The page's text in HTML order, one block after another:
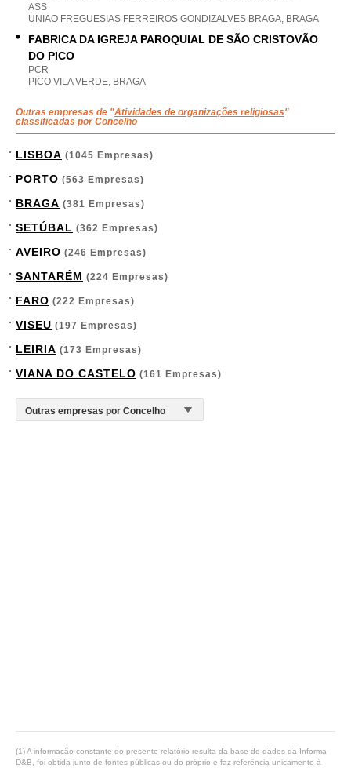
ASS
UNIAO FREGUESIAS FERREIROS GONDIZALVES BRAGA, BRAGA
FABRICA DA IGREJA PAROQUIAL DE SÃO CRISTOVÃO
DO PICO
PCR
PICO VILA VERDE, BRAGA
Outras empresas de "Atividades de organizações religiosas"
classificadas por Concelho
LISBOA (1045 Empresas)
PORTO (563 Empresas)
BRAGA (381 Empresas)
SETÚBAL (362 Empresas)
AVEIRO (246 Empresas)
SANTARÉM (224 Empresas)
FARO (222 Empresas)
VISEU (197 Empresas)
LEIRIA (173 Empresas)
VIANA DO CASTELO (161 Empresas)
(1) A informação constante do presente relatório resulta da base de dados da Informa
D&B, foi obtida junto de fontes públicas ou do próprio e faz referência unicamente à